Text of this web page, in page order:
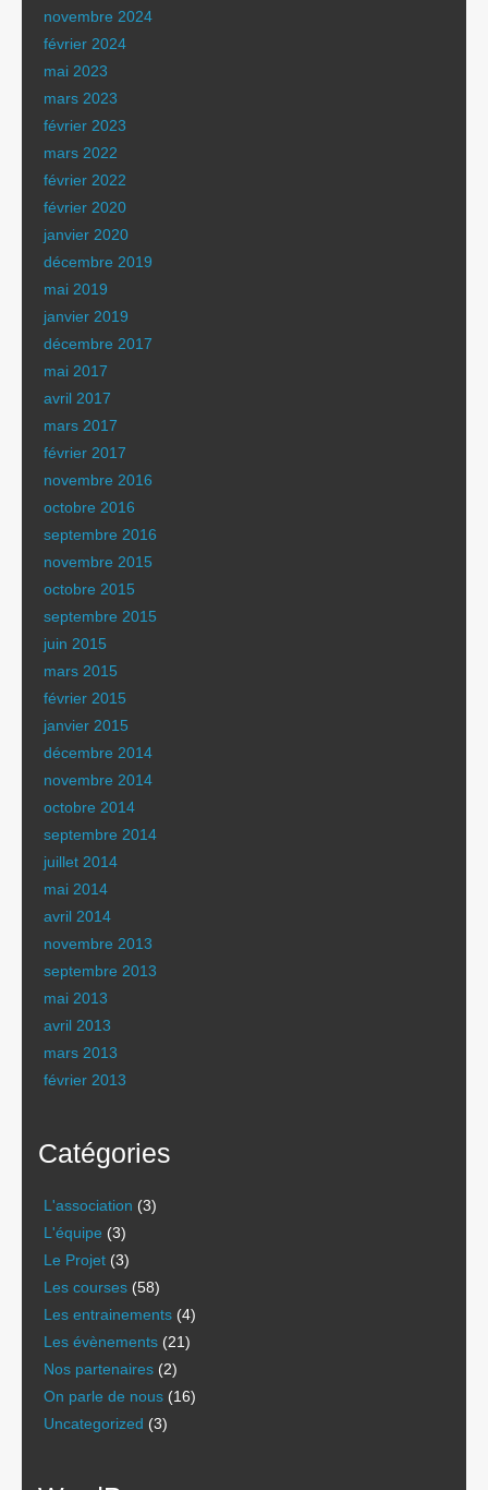
novembre 2024
février 2024
mai 2023
mars 2023
février 2023
mars 2022
février 2022
février 2020
janvier 2020
décembre 2019
mai 2019
janvier 2019
décembre 2017
mai 2017
avril 2017
mars 2017
février 2017
novembre 2016
octobre 2016
septembre 2016
novembre 2015
octobre 2015
septembre 2015
juin 2015
mars 2015
février 2015
janvier 2015
décembre 2014
novembre 2014
octobre 2014
septembre 2014
juillet 2014
mai 2014
avril 2014
novembre 2013
septembre 2013
mai 2013
avril 2013
mars 2013
février 2013
Catégories
L'association (3)
L'équipe (3)
Le Projet (3)
Les courses (58)
Les entrainements (4)
Les évènements (21)
Nos partenaires (2)
On parle de nous (16)
Uncategorized (3)